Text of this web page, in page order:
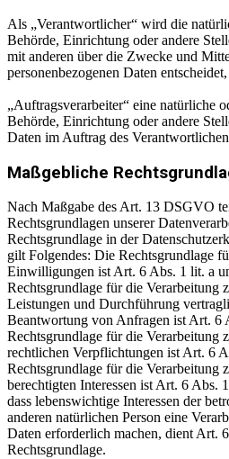
Als „Verantwortlicher“ wird die
Behörde, Einrichtung oder andere
mit anderen über die Zwecke und
personenbezogenen Daten
„Auftragsverarbeiter“ eine natürliche
Behörde, Einrichtung oder andere
Daten im Auftrag des
Maßgebliche
Nach Maßgabe des Art. 13 DSGVO
Rechtsgrundlagen unserer
Rechtsgrundlage in der
gilt Folgendes: Die Rechtsgrundlage
Einwilligungen ist Art. 6 Abs. 1 lit. a
Rechtsgrundlage für die Verarbeitung
Leistungen und Durchführung
Beantwortung von Anfragen ist Art.
Rechtsgrundlage für die Verarbeitung
rechtlichen Verpflichtungen ist Art. 6
Rechtsgrundlage für die Verarbeitung
berechtigten Interessen ist Art. 6
dass lebenswichtige Interessen der
anderen natürlichen Person eine
Daten erforderlich machen, dient Art.
Rechtsgrundlage.